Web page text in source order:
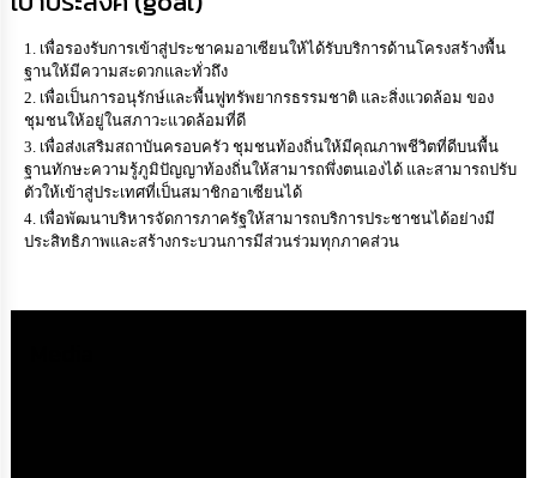
มาตรการ
ส่ง
เสริม
คุณธรรม
และ
ความ
โปร่งใส
ร้อง
เรียน
ร้อง
เพื่อรองรับการเข้าสู่ประชาคมอาเซียนให้ได้รับบริการด้านโครงสร้างพื้น
ฐานให้มีความสะดวกและทั่วถึง
เพื่อเป็นการอนุรักษ์และพื้นฟูทรัพยากรธรรมชาติ และสิ่งแวดล้อม ของ
ชุมชนให้อยู่ในสภาวะแวดล้อมที่ดี
เพื่อส่งเสริมสถาบันครอบครัว ชุมชนท้องถิ่นให้มีคุณภาพชีวิตที่ดีบนพื้น
ฐานทักษะความรู้ภูมิปัญญาท้องถิ่นให้สามารถพึ่งตนเองได้ และสามารถปรับ
ตัวให้เข้าสู่ประเทศที่เป็นสมาชิกอาเซียนได้
เพื่อพัฒนาบริหารจัดการภาครัฐให้สามารถบริการประชาชนได้อย่างมี
ประสิทธิภาพและสร้างกระบวนการมีส่วนร่วมทุกภาคส่วน